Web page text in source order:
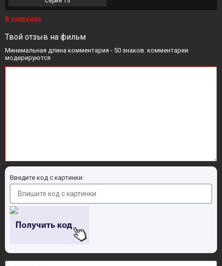
В закладки
Твой отзыв на фильм
Минимальная длина комментария - 50 знаков. комментарии
модерируются
Введите код с картинки: